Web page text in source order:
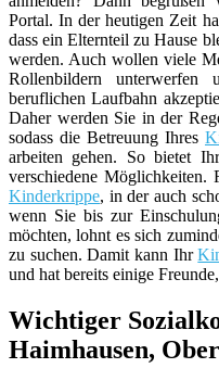
Portal. In der heutigen Zeit
dass ein Elternteil zu Hause
werden. Auch wollen viele
Rollenbildern
beruflichen Laufbahn
Daher werden Sie in der
sodass die Betreuung Ihres
arbeiten gehen. So bietet
verschiedene Möglichkeiten.
Kinderkrippe, in der auch
wenn Sie bis zur
möchten, lohnt es sich
zu suchen. Damit kann Ihr
und hat bereits einige
Wichtiger
Haimhausen,